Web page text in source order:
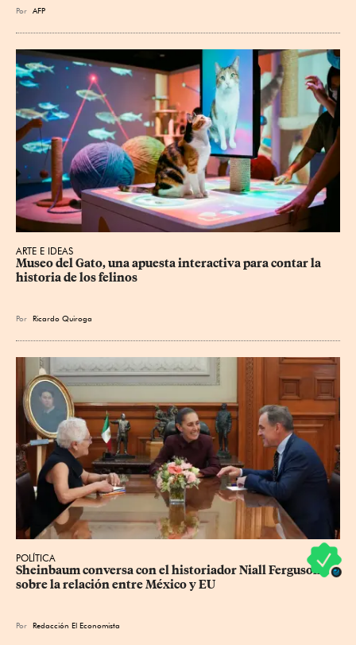
Por AFP
ARTE E IDEAS
Museo del Gato, una apuesta interactiva para contar la
historia de los felinos
Por Ricardo Quiroga
POLÍTICA
Sheinbaum conversa con el historiador Niall Ferguson
sobre la relación entre México y EU
Por Redacción El Economista